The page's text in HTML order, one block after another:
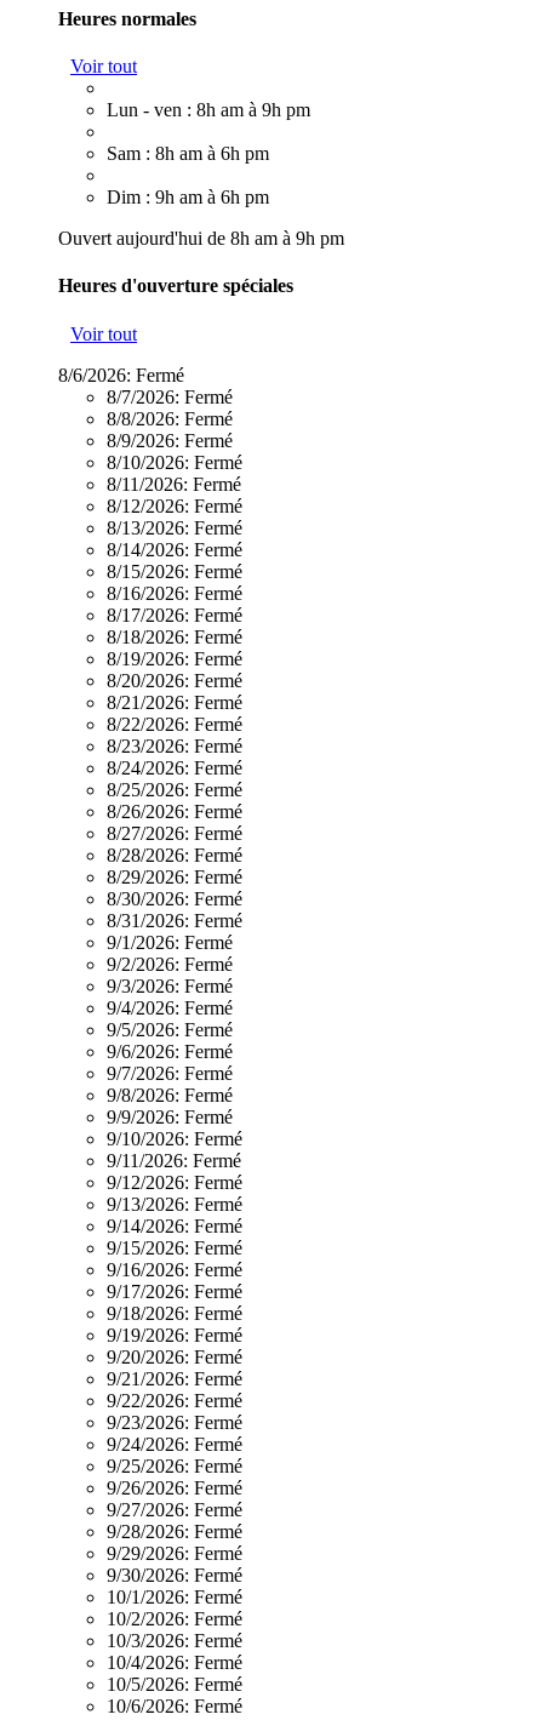
Heures normales
Voir tout
Lun - ven : 8h am à 9h pm
Sam : 8h am à 6h pm
Dim : 9h am à 6h pm
Ouvert aujourd'hui de 8h am à 9h pm
Heures d'ouverture spéciales
Voir tout
8/6/2026: Fermé
8/7/2026: Fermé
8/8/2026: Fermé
8/9/2026: Fermé
8/10/2026: Fermé
8/11/2026: Fermé
8/12/2026: Fermé
8/13/2026: Fermé
8/14/2026: Fermé
8/15/2026: Fermé
8/16/2026: Fermé
8/17/2026: Fermé
8/18/2026: Fermé
8/19/2026: Fermé
8/20/2026: Fermé
8/21/2026: Fermé
8/22/2026: Fermé
8/23/2026: Fermé
8/24/2026: Fermé
8/25/2026: Fermé
8/26/2026: Fermé
8/27/2026: Fermé
8/28/2026: Fermé
8/29/2026: Fermé
8/30/2026: Fermé
8/31/2026: Fermé
9/1/2026: Fermé
9/2/2026: Fermé
9/3/2026: Fermé
9/4/2026: Fermé
9/5/2026: Fermé
9/6/2026: Fermé
9/7/2026: Fermé
9/8/2026: Fermé
9/9/2026: Fermé
9/10/2026: Fermé
9/11/2026: Fermé
9/12/2026: Fermé
9/13/2026: Fermé
9/14/2026: Fermé
9/15/2026: Fermé
9/16/2026: Fermé
9/17/2026: Fermé
9/18/2026: Fermé
9/19/2026: Fermé
9/20/2026: Fermé
9/21/2026: Fermé
9/22/2026: Fermé
9/23/2026: Fermé
9/24/2026: Fermé
9/25/2026: Fermé
9/26/2026: Fermé
9/27/2026: Fermé
9/28/2026: Fermé
9/29/2026: Fermé
9/30/2026: Fermé
10/1/2026: Fermé
10/2/2026: Fermé
10/3/2026: Fermé
10/4/2026: Fermé
10/5/2026: Fermé
10/6/2026: Fermé